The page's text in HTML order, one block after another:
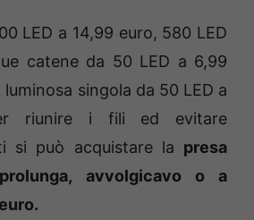
LED a 14,99 euro, 580 LED
catene da 50 LED a 6,99
singola da 50 LED a
riunire i fili ed evitare
si può acquistare la presa
avvolgicavo o a